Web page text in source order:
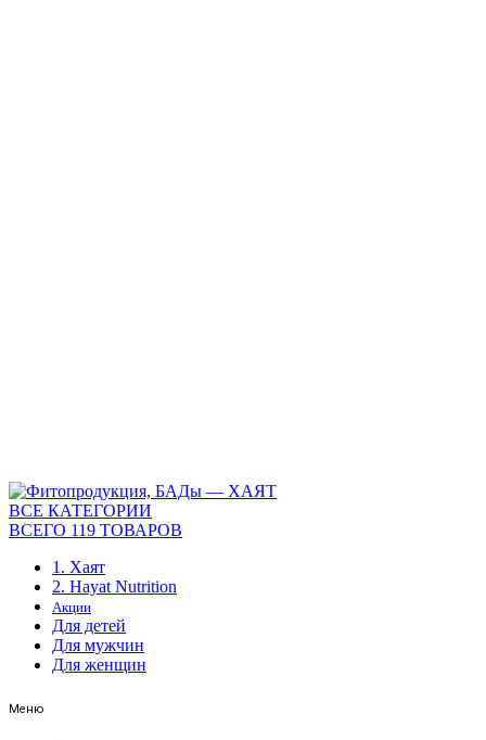
ВСЕ КАТЕГОРИИ
ВСЕГО 119 ТОВАРОВ
1. Хаят
2. Hayat Nutrition
Акции
Для детей
Для мужчин
Для женщин
Меню